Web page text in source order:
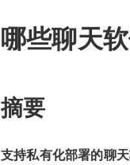
哪些聊天
摘要
支持私有化部署的聊